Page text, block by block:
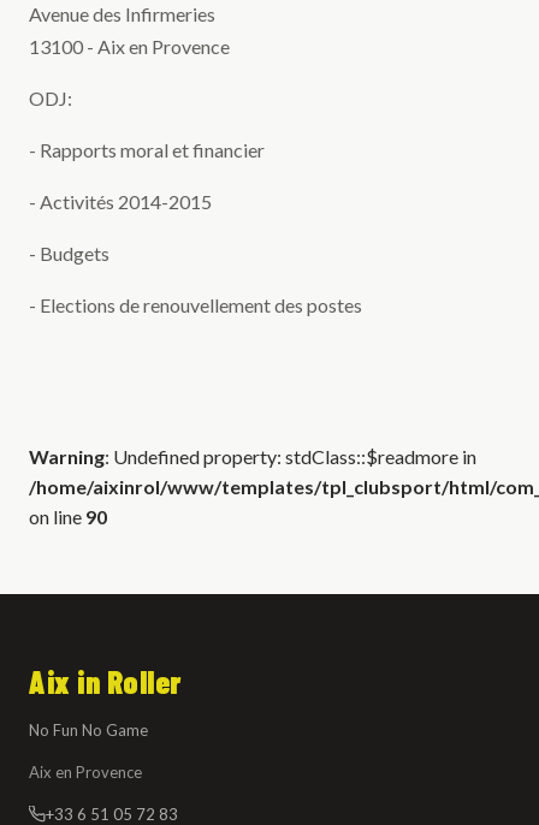
Avenue des Infirmeries
13100 - Aix en Provence
ODJ:
- Rapports moral et financier
- Activités 2014-2015
- Budgets
- Elections de renouvellement des postes
Warning: Undefined property: stdClass::$readmore in
/home/aixinrol/www/templates/tpl_clubsport/html/
on line 90
Aix in Roller
No Fun No Game
Aix en Provence
+33 6 51 05 72 83